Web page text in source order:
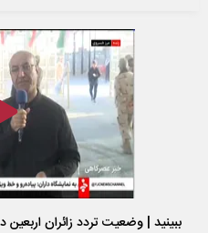
ببینید | وضعیت تردد زائران